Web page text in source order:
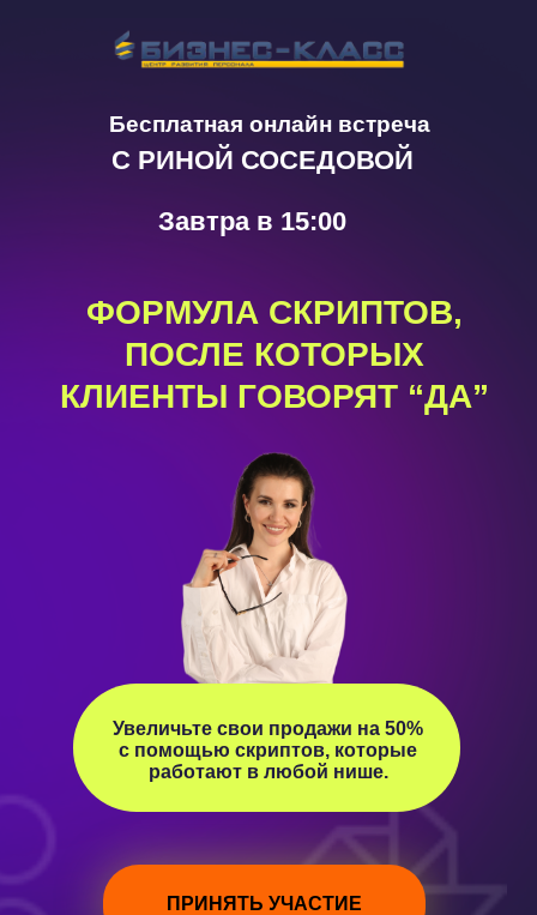
ФОРМУЛА СКРИПТОВ,
ПОСЛЕ КОТОРЫХ
КЛИЕНТЫ ГОВОРЯТ “ДА”
Бесплатная онлайн встреча
С РИНОЙ СОСЕДОВОЙ
Завтра в 15:00
ПРИНЯТЬ УЧАСТИЕ
Увеличьте свои продажи на 50%
с помощью скриптов, которые
работают в любой нише.